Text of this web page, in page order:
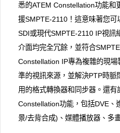
悉的ATEM Constellation功能和
援SMPTE-2110！這意味著您
SDI或現代SMPTE-2110 IP視訊
介面均完全冗餘，並符合
Constellation IP專為複雜的現
準的視訊來源，並解決PTP時脈
用的格式轉換器和同步器。還有
Constellation功能，包括DVE、
景/去背合成)、媒體播放器、多